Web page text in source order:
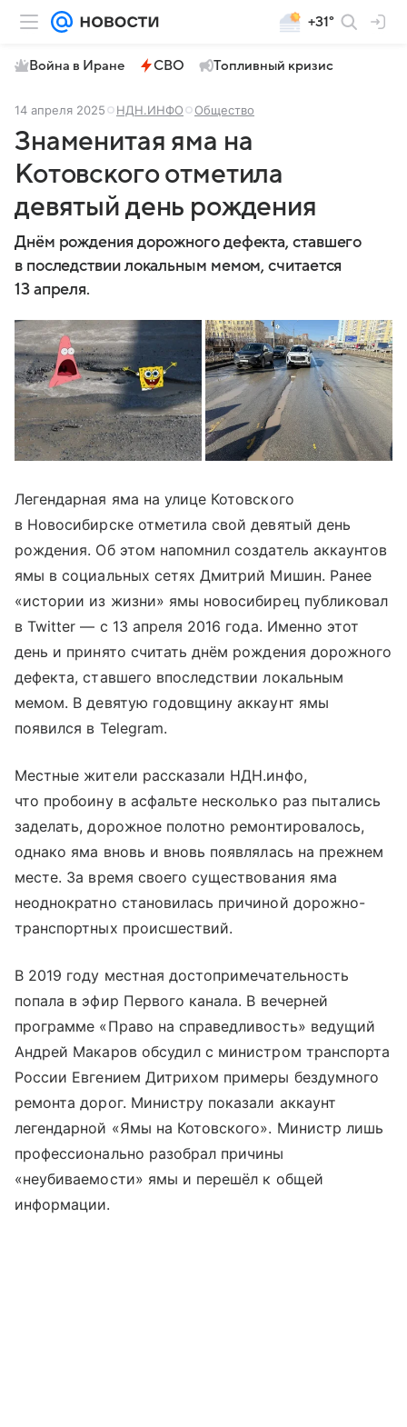
+31°
Война в Иране СВО Топливный кризис
14 апреля 2025 НДН.ИНФО Общество
Знаменитая яма на
Котовского отметила
девятый день рождения
Днём рождения дорожного дефекта, ставшего
в последствии локальным мемом, считается
13 апреля.
Легендарная яма на улице Котовского
в Новосибирске отметила свой девятый день
рождения. Об этом напомнил создатель аккаунтов
ямы в социальных сетях Дмитрий Мишин. Ранее
«истории из жизни» ямы новосибирец публиковал
в Twitter — с 13 апреля 2016 года. Именно этот
день и принято считать днём рождения дорожного
дефекта, ставшего впоследствии локальным
мемом. В девятую годовщину аккаунт ямы
появился в Telegram.
Местные жители рассказали НДН.инфо,
что пробоину в асфальте несколько раз пытались
заделать, дорожное полотно ремонтировалось,
однако яма вновь и вновь появлялась на прежнем
месте. За время своего существования яма
неоднократно становилась причиной дорожно-
транспортных происшествий.
В 2019 году местная достопримечательность
попала в эфир Первого канала. В вечерней
программе «Право на справедливость» ведущий
Андрей Макаров обсудил с министром транспорта
России Евгением Дитрихом примеры бездумного
ремонта дорог. Министру показали аккаунт
легендарной «Ямы на Котовского». Министр лишь
профессионально разобрал причины
«неубиваемости» ямы и перешёл к общей
информации.